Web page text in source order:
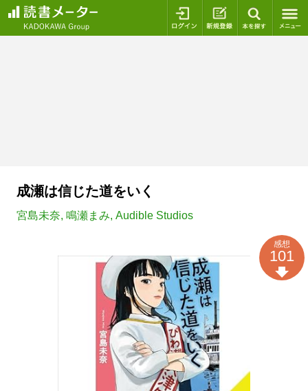
ログイン 新規登録
成瀬は信じた道をいく
宮島未奈, 鳴瀬まみ, Audible Studios
感想
101